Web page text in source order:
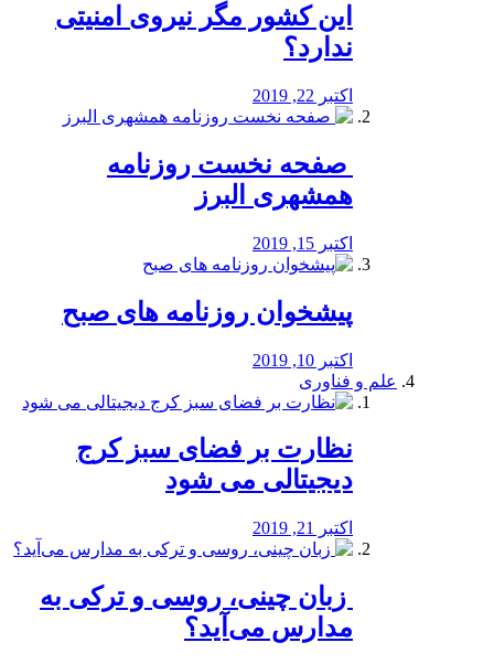
این کشور مگر نیروی امنیتی
ندارد؟
اکتبر 22, 2019
️ صفحه نخست روزنامه‌
همشهری البرز
اکتبر 15, 2019
پیشخوان روزنامه های صبح
اکتبر 10, 2019
علم و فناوری
نظارت بر فضای سبز کرج
دیجیتالی می شود
اکتبر 21, 2019
️ زبان چینی، روسی و ترکی به
مدارس می‌آید؟